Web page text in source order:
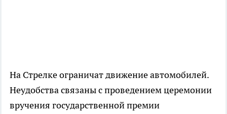
На Стрелке ограничат движение автомобилей.
Неудобства связаны с проведением церемонии
вручения государственной премии